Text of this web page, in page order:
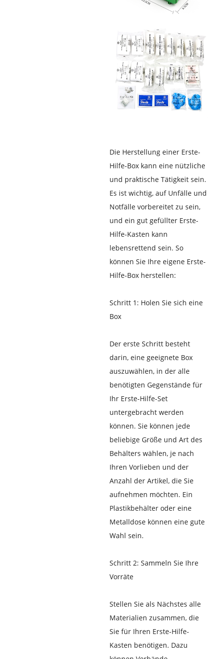
Die Herstellung einer Erste-
Hilfe-Box kann eine nützliche
und praktische Tätigkeit sein.
Es ist wichtig, auf Unfälle und
Notfälle vorbereitet zu sein,
und ein gut gefüllter Erste-
Hilfe-Kasten kann
lebensrettend sein. So
können Sie Ihre eigene Erste-
Hilfe-Box herstellen:
Schritt 1: Holen Sie sich eine
Box
Der erste Schritt besteht
darin, eine geeignete Box
auszuwählen, in der alle
benötigten Gegenstände für
Ihr Erste-Hilfe-Set
untergebracht werden
können. Sie können jede
beliebige Größe und Art des
Behälters wählen, je nach
Ihren Vorlieben und der
Anzahl der Artikel, die Sie
aufnehmen möchten. Ein
Plastikbehälter oder eine
Metalldose können eine gute
Wahl sein.
Schritt 2: Sammeln Sie Ihre
Vorräte
Stellen Sie als Nächstes alle
Materialien zusammen, die
Sie für Ihren Erste-Hilfe-
Kasten benötigen. Dazu